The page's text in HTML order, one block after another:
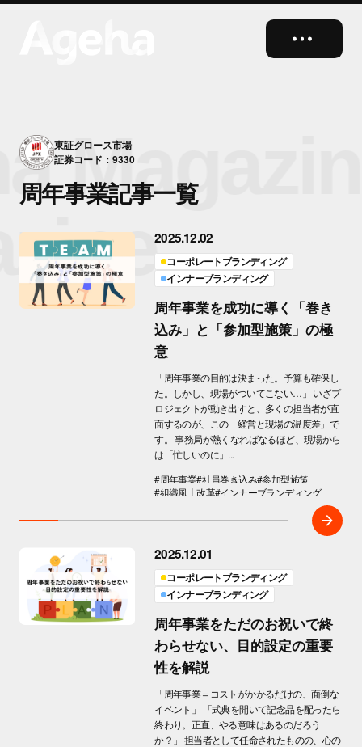
close
東証グロース市場
証券コード：9330
周年事業記事一覧
2025.12.02
コーポレートブランディング
インナーブランディング
周年事業を成功に導く「巻き
込み」と「参加型施策」の極
意
「周年事業の目的は決まった。予算も確保し
た。しかし、現場がついてこない…」 いざプ
ロジェクトが動き出すと、多くの担当者が直
面するのが、この「経営と現場の温度差」で
す。 事務局が熱くなればなるほど、現場から
は「忙しいのに」...
#周年事業#社員巻き込み#参加型施策
#組織風土改革#インナーブランディング
2025.12.01
コーポレートブランディング
インナーブランディング
周年事業をただのお祝いで終
わらせない、目的設定の重要
性を解説
「周年事業＝コストがかかるだけの、面倒な
イベント」 「式典を開いて記念品を配ったら
終わり。正直、やる意味はあるのだろう
か？」 担当者として任命されたものの、心の